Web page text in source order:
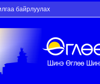
байрлуулах